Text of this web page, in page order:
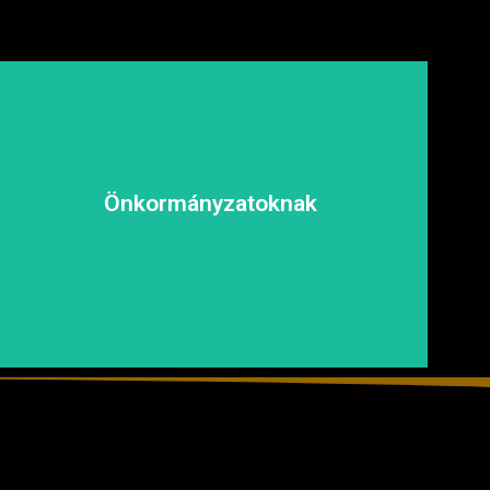
Önkormányzatoknak
tapasztalt csapatunkkal garantáljuk a hosszú távú
és fenntartható megoldásokat, hogy a közösség